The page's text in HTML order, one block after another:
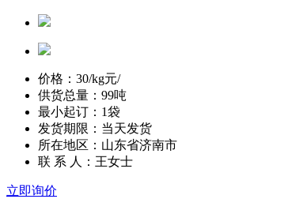
价格： 30/kg元/
供货总量：99吨
最小起订：1袋
发货期限：当天发货
所在地区：山东省济南市
联 系 人：王女士
立即询价